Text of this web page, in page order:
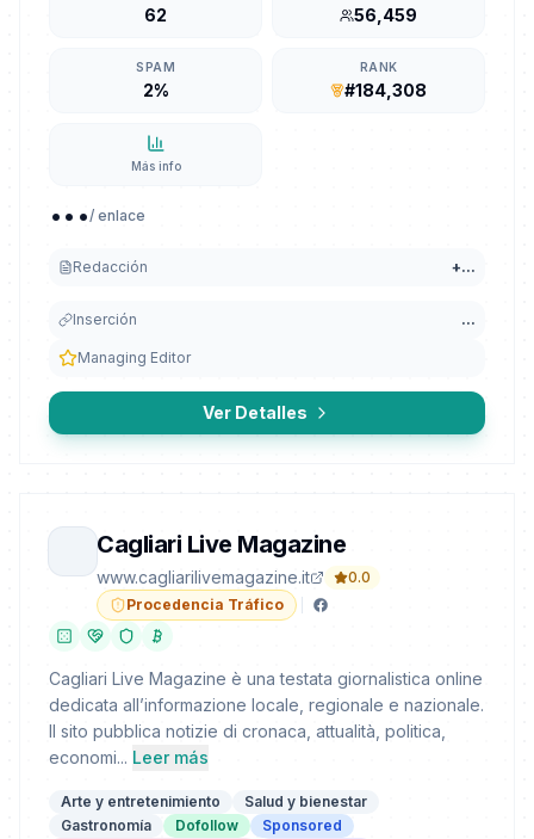
62 56,459
SPAM
2%
RANK
#184,308
Más info
.../ enlace
Redacción +...
Inserción ...
Managing Editor
Ver Detalles
Cagliari Live Magazine
www.cagliarilivemagazine.it
0.0
Procedencia Tráfico
Cagliari Live Magazine è una testata giornalistica online
dedicata all’informazione locale, regionale e nazionale.
Il sito pubblica notizie di cronaca, attualità, politica,
economi... Leer más
Arte y entretenimiento
Salud y bienestar
Gastronomía
Dofollow
Sponsored